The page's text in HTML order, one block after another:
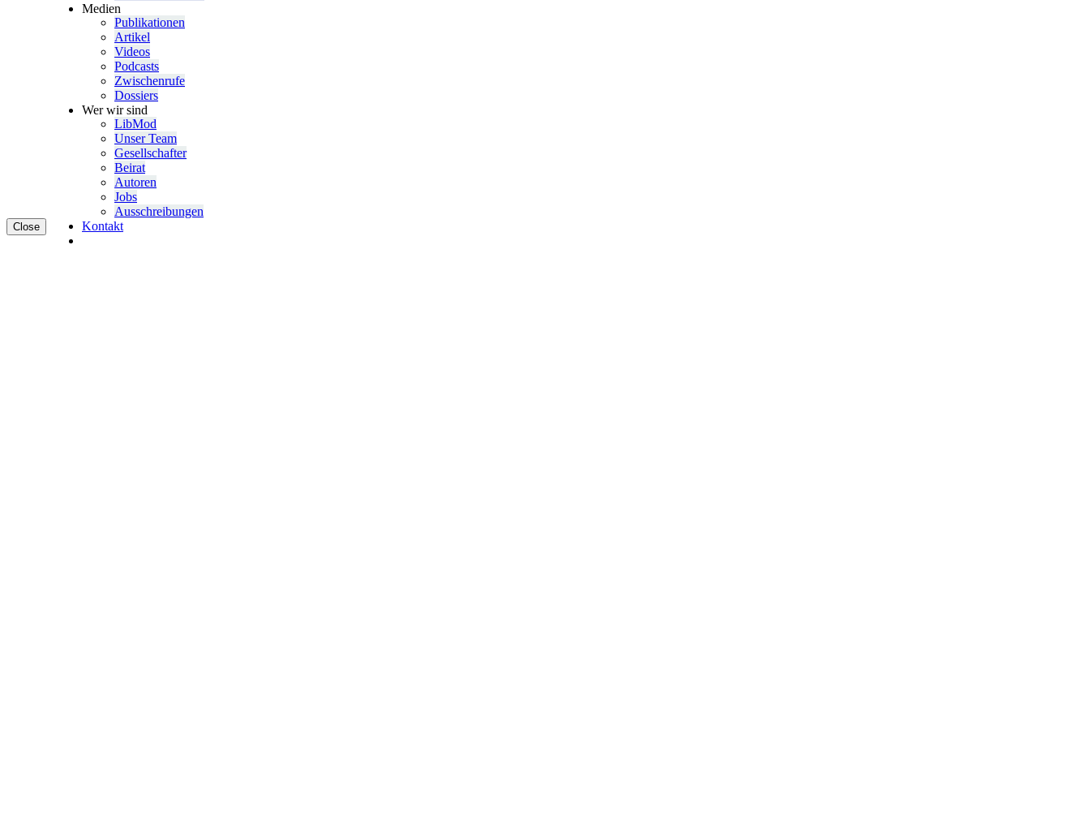
Close
Medien
Publi­ka­tionen
Artikel
Videos
Podcasts
Zwischenrufe
Dossiers
Wer wir sind
LibMod
Unser Team
Gesell­schafter
Beirat
Autoren
Jobs
Ausschrei­bungen
Kontakt